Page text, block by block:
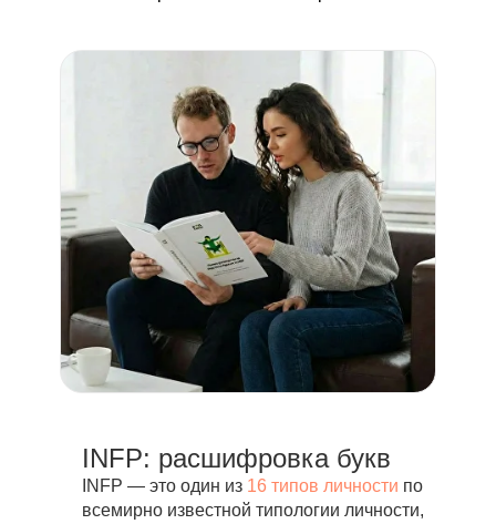
INFP: расшифровка букв
INFP — это один из 16 типов личности по
всемирно известной типологии личности,